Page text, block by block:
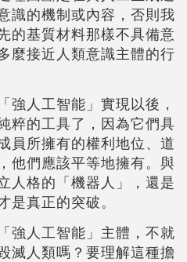
識的機制或內容，否則我
的基質材料那樣不具備意
麼接近人類意識主體的行
強人工智能」實現以後，
粹的工具了，因為它們具
員所擁有的權利地位、道
他們應該平等地擁有。與
人格的「機器人」，還是
是真正的突破。
強人工智能」主體，不就
滅人類嗎？要理解這種擔